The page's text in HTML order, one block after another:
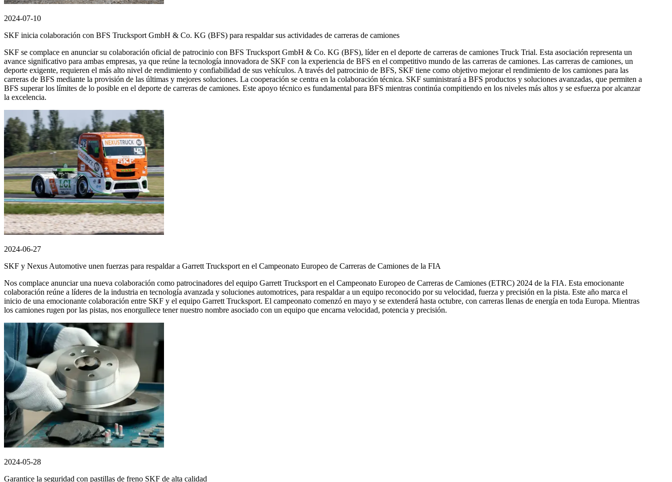
2024-07-10
SKF inicia colaboración con BFS Trucksport GmbH & Co. KG (BFS) para respaldar sus actividades de carreras de camiones
SKF se complace en anunciar su colaboración oficial de patrocinio con BFS Trucksport GmbH & Co. KG (BFS), líder en el deporte de carreras de camiones Truck Trial. Esta asociación representa un
avance significativo para ambas empresas, ya que reúne la tecnología innovadora de SKF con la experiencia de BFS en el competitivo mundo de las carreras de camiones. Las carreras de camiones, un
deporte exigente, requieren el más alto nivel de rendimiento y confiabilidad de sus vehículos. A través del patrocinio de BFS, SKF tiene como objetivo mejorar el rendimiento de los camiones para las
carreras de BFS mediante la provisión de las últimas y mejores soluciones. La cooperación se centra en la colaboración técnica. SKF suministrará a BFS productos y soluciones avanzadas, que permiten a
BFS superar los límites de lo posible en el deporte de carreras de camiones. Este apoyo técnico es fundamental para BFS mientras continúa compitiendo en los niveles más altos y se esfuerza por alcanzar
la excelencia.
2024-06-27
SKF y Nexus Automotive unen fuerzas para respaldar a Garrett Trucksport en el Campeonato Europeo de Carreras de Camiones de la FIA
Nos complace anunciar una nueva colaboración como patrocinadores del equipo Garrett Trucksport en el Campeonato Europeo de Carreras de Camiones (ETRC) 2024 de la FIA. Esta emocionante
colaboración reúne a líderes de la industria en tecnología avanzada y soluciones automotrices, para respaldar a un equipo reconocido por su velocidad, fuerza y precisión en la pista. Este año marca el
inicio de una emocionante colaboración entre SKF y el equipo Garrett Trucksport. El campeonato comenzó en mayo y se extenderá hasta octubre, con carreras llenas de energía en toda Europa. Mientras
los camiones rugen por las pistas, nos enorgullece tener nuestro nombre asociado con un equipo que encarna velocidad, potencia y precisión.
2024-05-28
Garantice la seguridad con pastillas de freno SKF de alta calidad